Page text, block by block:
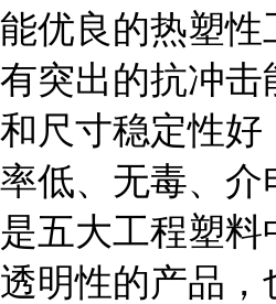
能优良的热塑性
有突出的抗冲击
和尺寸稳定性好
率低、无毒、介
是五大工程塑料
透明性的产品，